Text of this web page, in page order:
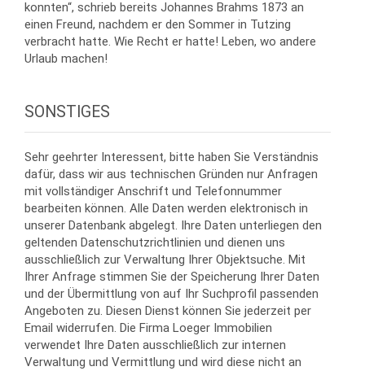
konnten“, schrieb bereits Johannes Brahms 1873 an
einen Freund, nachdem er den Sommer in Tutzing
verbracht hatte. Wie Recht er hatte! Leben, wo andere
Urlaub machen!
SONSTIGES
Sehr geehrter Interessent, bitte haben Sie Verständnis
dafür, dass wir aus technischen Gründen nur Anfragen
mit vollständiger Anschrift und Telefonnummer
bearbeiten können. Alle Daten werden elektronisch in
unserer Datenbank abgelegt. Ihre Daten unterliegen den
geltenden Datenschutzrichtlinien und dienen uns
ausschließlich zur Verwaltung Ihrer Objektsuche. Mit
Ihrer Anfrage stimmen Sie der Speicherung Ihrer Daten
und der Übermittlung von auf Ihr Suchprofil passenden
Angeboten zu. Diesen Dienst können Sie jederzeit per
Email widerrufen. Die Firma Loeger Immobilien
verwendet Ihre Daten ausschließlich zur internen
Verwaltung und Vermittlung und wird diese nicht an